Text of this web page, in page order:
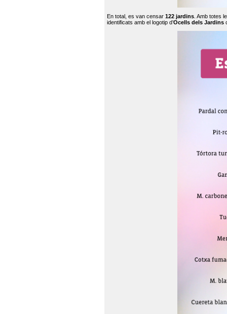
En total, es van censar 122 jardins . Amb totes
identificats amb el logotip d’Ocells dels Jardins